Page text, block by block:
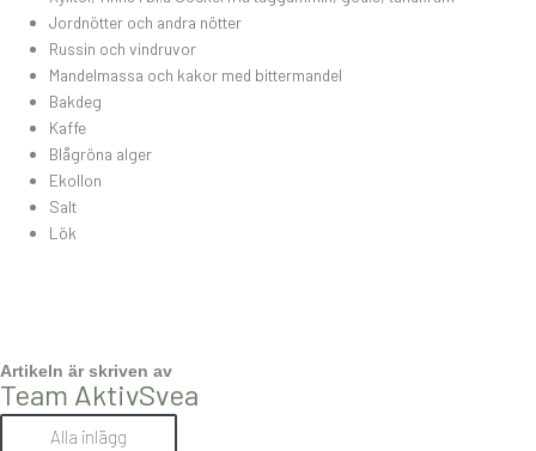
Jordnötter och andra nötter
Russin och vindruvor
Mandelmassa och kakor med bittermandel
Bakdeg
Kaffe
Blågröna alger
Ekollon
Salt
Lök
Artikeln är skriven av
Team AktivSvea
Alla inlägg